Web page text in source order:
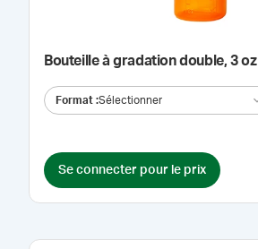
Bouteille à gradation double, 3 oz
Format :Sélectionner
Se connecter pour le prix